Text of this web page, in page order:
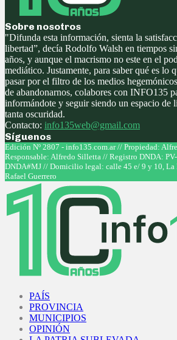
Sobre nosotros
"Difunda esta información, sienta la
libertad”, decía Rodolfo Walsh en tiempos
años, y aunque el macrismo no este en el
mediático. Justamente, para saber qué es lo
pasar por el filtro de los medios
de abandonarnos, colabores con INFO135
informándote y seguir siendo un espacio de
tanta oscuridad.
Contacto: info135web@gmail.com
Síguenos
Facebook
Twitter
Instagram
Youtube
Edición Nº 2807 - info135.com.ar // Propiedad:
Responsable: Alfredo Silletta // Registro DNDA:
DNDA#MJ // Domicilio legal: calle 45 e/ 9 y 10, La
Rafael Guerrero
PAÍS
PROVINCIA
MUNICIPIOS
OPINIÓN